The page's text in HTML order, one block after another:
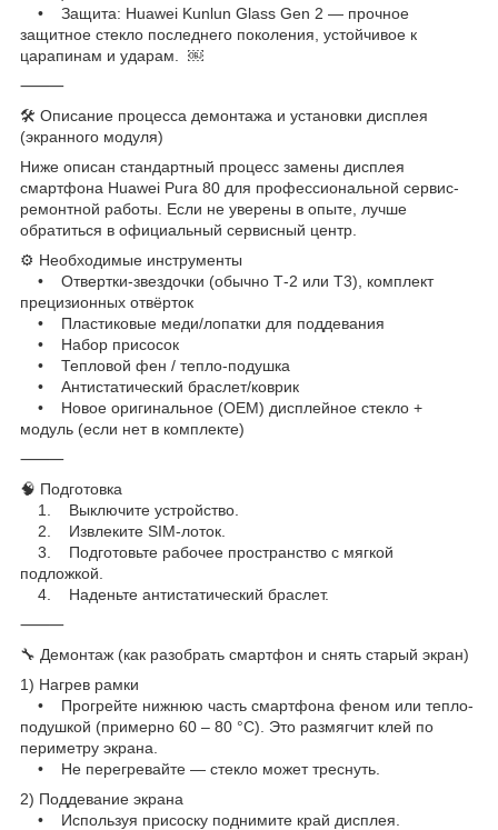
• Защита: Huawei Kunlun Glass Gen 2 ― прочное
защитное стекло последнего поколения, устойчивое к
царапинам и ударам. ￼
⸻
🛠️ Описание процесса демонтажа и установки дисплея
(экранного модуля)
Ниже описан стандартный процесс замены дисплея
смартфона Huawei Pura 80 для профессиональной сервис-
ремонтной работы. Если не уверены в опыте, лучше
обратиться в официальный сервисный центр.
⚙️ Необходимые инструменты
• Отвертки-звездочки (обычно Т-2 или T3), комплект
прецизионных отвёрток
• Пластиковые меди/лопатки для поддевания
• Набор присосок
• Тепловой фен / тепло-подушка
• Антистатический браслет/коврик
• Новое оригинальное (OEM) дисплейное стекло +
модуль (если нет в комплекте)
⸻
🧠 Подготовка
1. Выключите устройство.
2. Извлеките SIM-лоток.
3. Подготовьте рабочее пространство с мягкой
подложкой.
4. Наденьте антистатический браслет.
⸻
🔧 Демонтаж (как разобрать смартфон и снять старый экран)
1) Нагрев рамки
• Прогрейте нижнюю часть смартфона феном или тепло-
подушкой (примерно 60 – 80 °C). Это размягчит клей по
периметру экрана.
• Не перегревайте — стекло может треснуть.
2) Поддевание экрана
• Используя присоску поднимите край дисплея.